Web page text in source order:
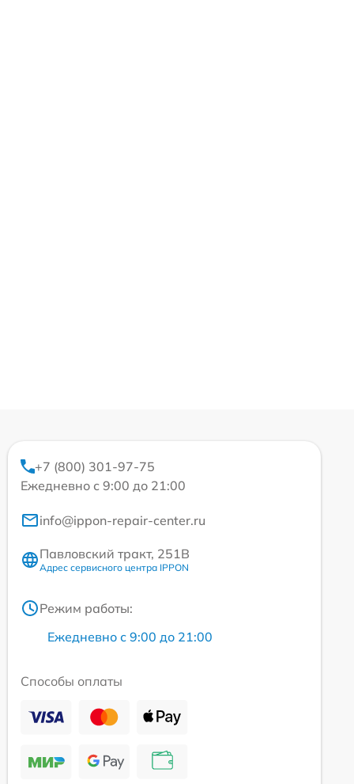
+7 (800) 301-97-75
Ежедневно с 9:00 до 21:00
info@ippon-repair-center.ru
Павловский тракт, 251В
Адрес сервисного центра IPPON
Режим работы:
Ежедневно с 9:00 до 21:00
Способы оплаты